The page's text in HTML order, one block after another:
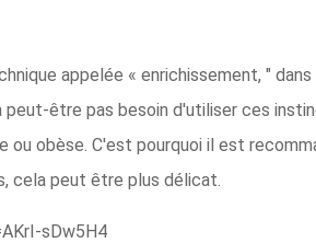
appelée « enrichissement, "
peut-être pas besoin d'utiliser ces
ou obèse. C'est pourquoi il est
cela peut être plus délicat.
sDw5H4